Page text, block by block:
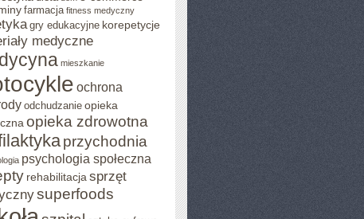
farmacja fitness medyczny
gry edukacyjne korepetycje
medyczne
mieszkanie
ochrona
odchudzanie opieka
opieka zdrowotna
przychodnia
psychologia społeczna
rehabilitacja sprzęt
superfoods